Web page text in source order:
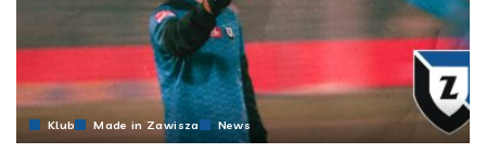
Klub Made in Zawisza News